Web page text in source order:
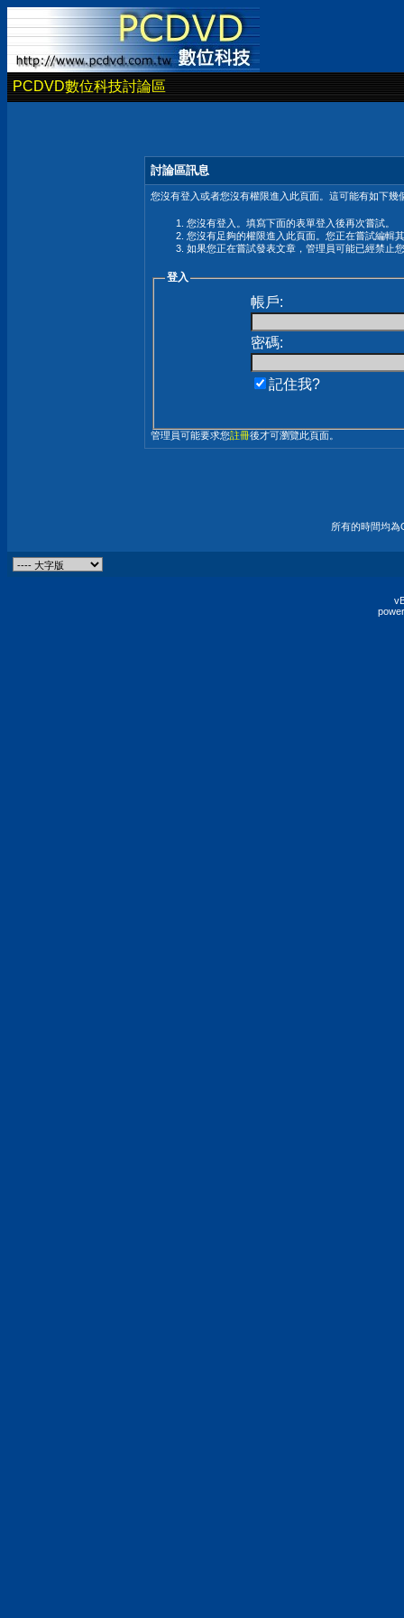
PCDVD數位科技討論區
討論區訊息
您沒有登入或者您沒有權限進入此頁面。這可能有如下幾
您沒有登入。填寫下面的表單登入後再次嘗試。
您沒有足夠的權限進入此頁面。您正在嘗試編輯
如果您正在嘗試發表文章，管理員可能已經禁止
登入
帳戶:
密碼:
記住我?
管理員可能要求您註冊後才可瀏覽此頁面。
所有的時間均為